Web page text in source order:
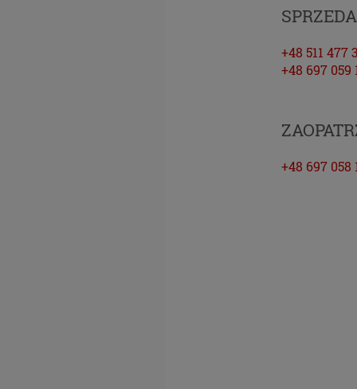
+48 511 477
+48 697 059
+48 697 058
do
RODO
Z